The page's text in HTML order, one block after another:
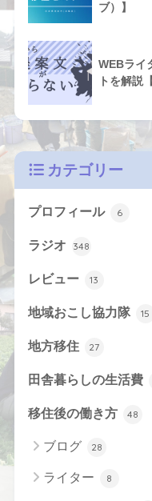
ブ）】
WEBライ
トを解説
カテゴリー
プロフィール 6
ラジオ 348
レビュー 13
地域おこし協力隊 15
地方移住 27
田舎暮らしの生活費
移住後の働き方 48
ブログ 28
ライター 8